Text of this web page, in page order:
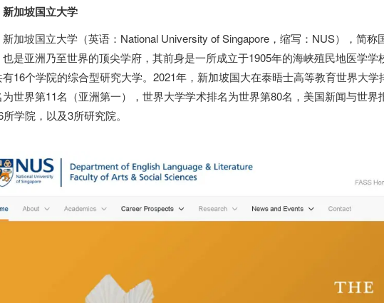
新加坡国立大学
新加坡国立大学（英语：National University of Singapore，缩写：NUS），简称
是亚洲乃至世界的顶尖学府 ，其前身是一所成立于1905年的海峡殖民地医学学
16个学院的综合型研究大学。2021年， 新加坡国大在泰晤士高等教育世界大
世界第11名（亚洲第一），世界大学学术排名为世界第80名，美国新闻与世界
学院，以及3所研究院。